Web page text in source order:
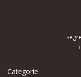
Categorie